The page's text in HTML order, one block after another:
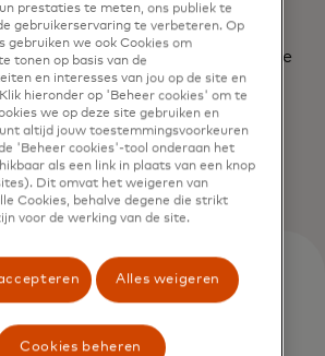
en technologie om een positieve
op gemeenschappen en
prestaties te meten, ons publiek te
gebruikerservaring te verbeteren. Op
gebruiken we ook Cookies om
tonen op basis van de
en interesses van jou op de site en
hieronder op 'Beheer cookies' om te
we op deze site gebruiken en
altijd jouw toestemmingsvoorkeuren
'Beheer cookies'-tool onderaan het
als een link in plaats van een knop
Dit omvat het weigeren van
Cookies, behalve degene die strikt
voor de werking van de site.
Alles weigeren
Cookies beheren